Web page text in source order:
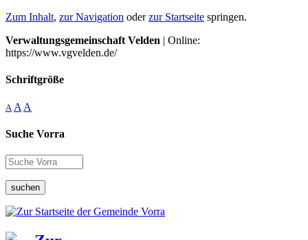
Zum Inhalt, zur Navigation oderzur Startseite springen.
Verwaltungsgemeinschaft Velden | Online:
https://www.vgvelden.de/
Schriftgröße
A A A
Suche Vorra
suchen